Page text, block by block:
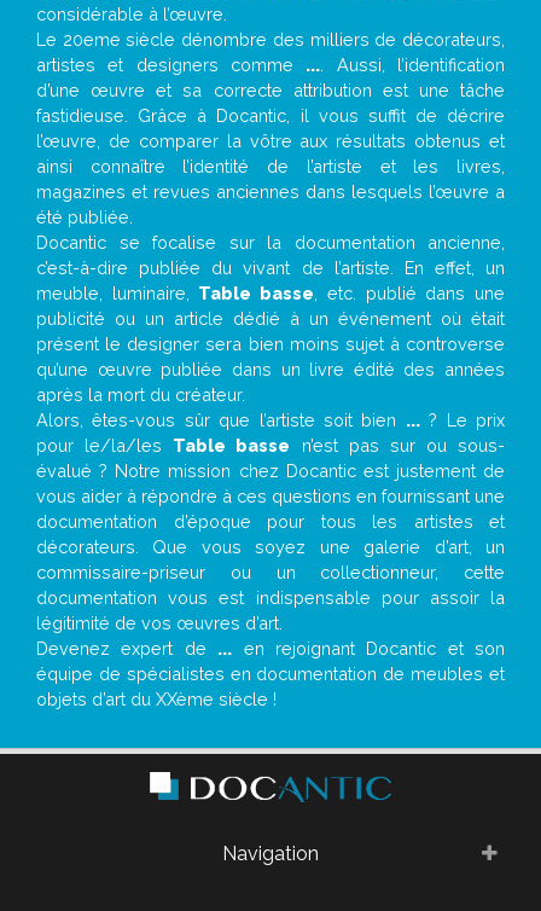
considérable à l’œuvre.
Le 20eme siècle dénombre des milliers de décorateurs,
artistes et designers comme ... . Aussi, l’identification
d’une œuvre et sa correcte attribution est une tâche
fastidieuse. Grâce à Docantic, il vous suffit de décrire
l’œuvre, de comparer la vôtre aux résultats obtenus et
ainsi connaître l’identité de l’artiste et les livres,
magazines et revues anciennes dans lesquels l’œuvre a
été publiée.
Docantic se focalise sur la documentation ancienne,
c’est-à-dire publiée du vivant de l’artiste. En effet, un
meuble, luminaire, Table basse , etc. publié dans une
publicité ou un article dédié à un évènement où était
présent le designer sera bien moins sujet à controverse
qu’une œuvre publiée dans un livre édité des années
après la mort du créateur.
Alors, êtes-vous sûr que l’artiste soit bien ...? Le prix
pour le/la/les Table basse n’est pas sur ou sous-
évalué ? Notre mission chez Docantic est justement de
vous aider à répondre à ces questions en fournissant une
documentation d’époque pour tous les artistes et
décorateurs. Que vous soyez une galerie d’art, un
commissaire-priseur ou un collectionneur, cette
documentation vous est indispensable pour assoir la
légitimité de vos œuvres d’art.
Devenez expert de ... en rejoignant Docantic et son
équipe de spécialistes en documentation de meubles et
objets d’art du XXème siècle !
Navigation